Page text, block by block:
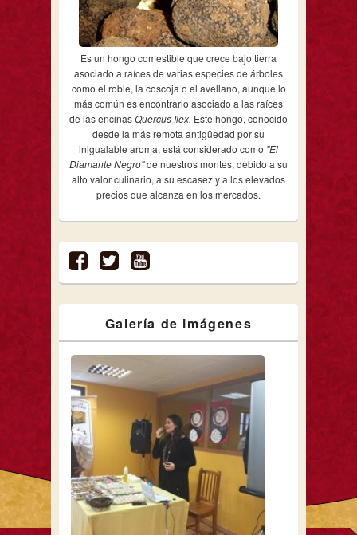
Es un hongo comestible que crece bajo tierra
asociado a raíces de varias especies de árboles
como el roble, la coscoja o el avellano, aunque lo
más común es encontrarlo asociado a las raíces
de las encinasQuercus Ilex. Este hongo, conocido
desde la más remota antigüedad por su
inigualable aroma, está considerado como "El
Diamante Negro"de nuestros montes, debido a su
alto valor culinario, a su escasez y a los elevados
precios que alcanza en los mercados.
Galería de imágenes